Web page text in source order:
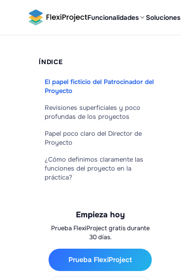
Funcionalidades Soluciones
ÍNDICE
El papel ficticio del Patrocinador del
Proyecto
Revisiones superficiales y poco
profundas de los proyectos
Papel poco claro del Director de
Proyecto
¿Cómo definimos claramente las
funciones del proyecto en la
práctica?
Empieza hoy
Prueba FlexiProject gratis durante
30 días.
Prueba FlexiProject